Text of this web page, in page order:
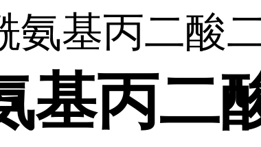
氨基丙二酸
基丙二